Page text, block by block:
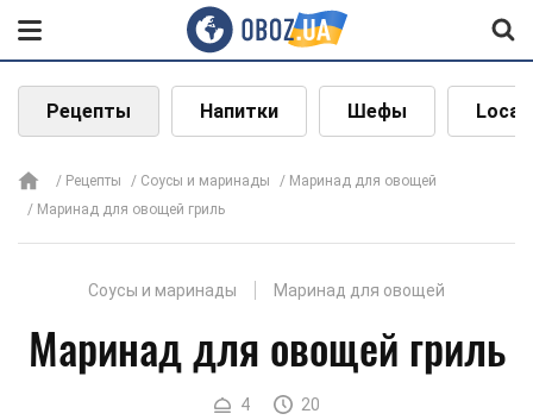
Рецепты Напитки Шефы Local
Рецепты Соусы и маринады
Маринад для овощей
Маринад для овощей гриль
Соусы и маринады Маринад для овощей
Маринад для овощей гриль
4
20